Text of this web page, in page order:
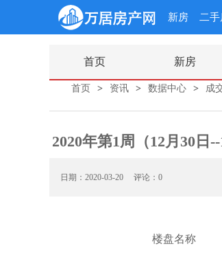
新房 二
首页 新房
首页 > 资讯 > 数据中心 > 成
2020年第1周（12月30日
日期：2020-03-20 评论：0
楼盘名称